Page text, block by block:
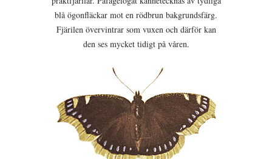
blå ögonfläckar mot en rödbrun bakgrundsfärg.
Fjärilen övervintrar som vuxen och därför kan
den ses mycket tidigt på våren.